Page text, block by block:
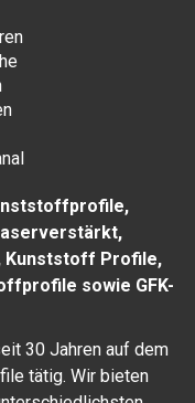
Profile,
sowie GFK-
30 Jahren auf dem
tätig. Wir bieten